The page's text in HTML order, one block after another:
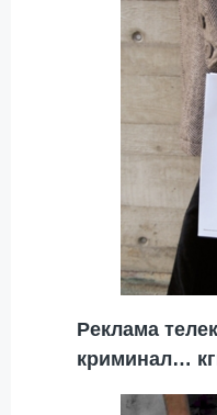
Реклама
криминал…